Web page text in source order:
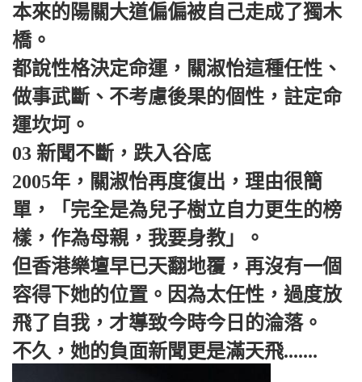
本來的陽關大道偏偏被自己走成了獨木
橋。
都說性格決定命運，關淑怡這種任性、
做事武斷、不考慮後果的個性，註定命
運坎坷。
03 新聞不斷，跌入谷底
2005年，關淑怡再度復出，理由很簡
單，「完全是為兒子樹立自力更生的榜
樣，作為母親，我要身教」。
但香港樂壇早已天翻地覆，再沒有一個
容得下她的位置。因為太任性，過度放
飛了自我，才導致今時今日的淪落。
不久，她的負面新聞更是滿天飛.......